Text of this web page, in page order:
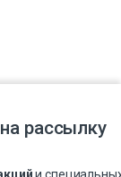
рассылку